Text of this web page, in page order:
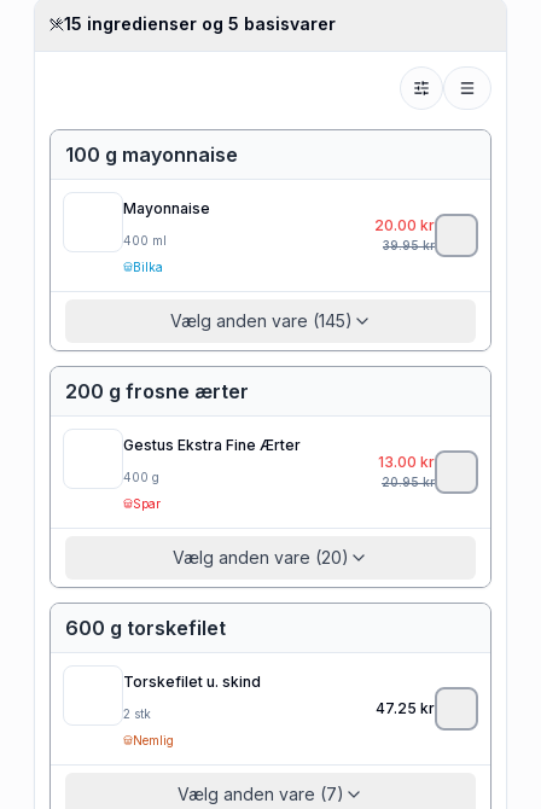
15 ingredienser og 5 basisvarer
100 g mayonnaise
Mayonnaise
400 ml
Bilka
20.00 kr
39.95kr
Vælg anden vare (145)
200 g frosne ærter
Gestus Ekstra Fine Ærter
400 g
Spar
13.00 kr
20.95kr
Vælg anden vare (20)
600 g torskefilet
Torskefilet u. skind
2 stk
Nemlig
47.25 kr
Vælg anden vare (7)